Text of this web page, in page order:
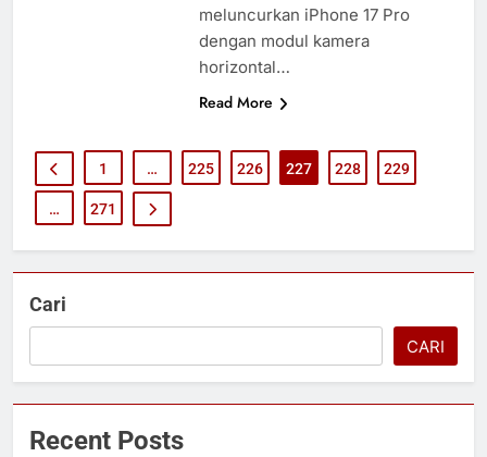
meluncurkan iPhone 17 Pro
dengan modul kamera
horizontal…
Read More
1 … 225 226 227 228 229
… 271
Cari
CARI
Recent Posts